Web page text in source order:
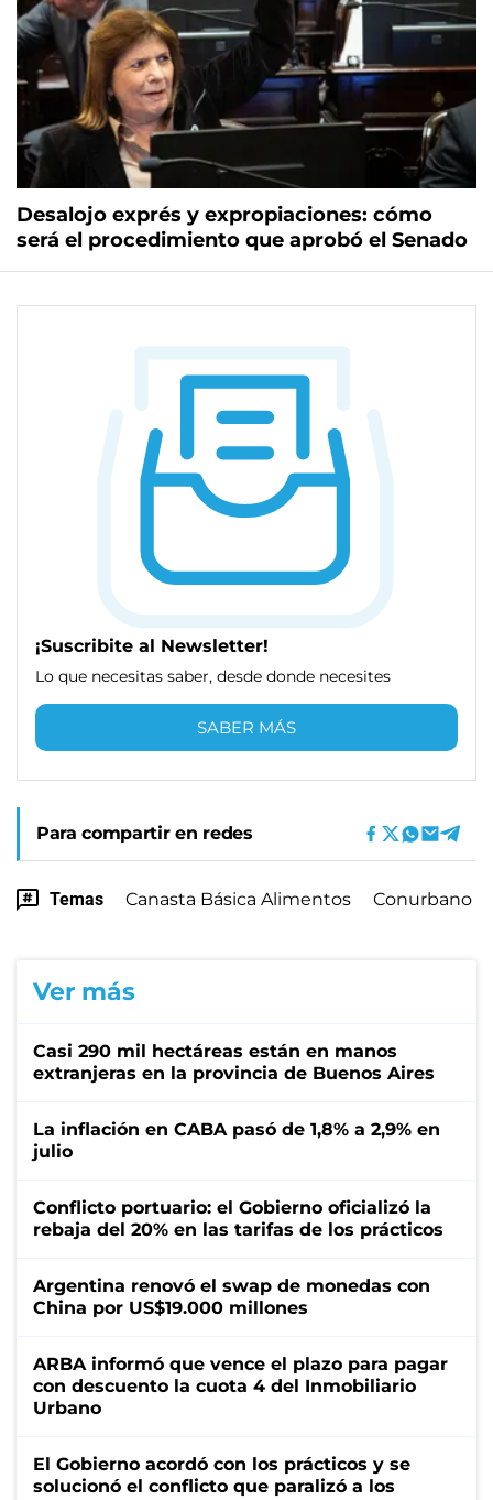
Desalojo exprés y expropiaciones: cómo
será el procedimiento que aprobó el Senado
¡Suscribite al Newsletter!
Lo que necesitas saber, desde donde necesites
SABER MÁS
Para compartir en redes
Temas Canasta Básica Alimentos Conurbano
Ver más
Casi 290 mil hectáreas están en manos
extranjeras en la provincia de Buenos Aires
La inflación en CABA pasó de 1,8% a 2,9% en
julio
Conflicto portuario: el Gobierno oficializó la
rebaja del 20% en las tarifas de los prácticos
Argentina renovó el swap de monedas con
China por US$19.000 millones
ARBA informó que vence el plazo para pagar
con descuento la cuota 4 del Inmobiliario
Urbano
El Gobierno acordó con los prácticos y se
solucionó el conflicto que paralizó a los